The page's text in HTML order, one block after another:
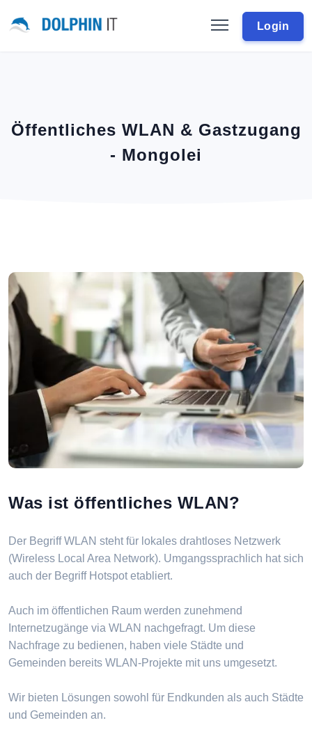
Login
Öffentliches WLAN & Gastzugang
- Mongolei
Was ist öffentliches WLAN?
Der Begriff WLAN steht für lokales drahtloses Netzwerk
(Wireless Local Area Network). Umgangssprachlich hat sich
auch der Begriff Hotspot etabliert.
Auch im öffentlichen Raum werden zunehmend
Internetzugänge via WLAN nachgefragt. Um diese
Nachfrage zu bedienen, haben viele Städte und
Gemeinden bereits WLAN-Projekte mit uns umgesetzt.
Wir bieten Lösungen sowohl für Endkunden als auch Städte
und Gemeinden an.